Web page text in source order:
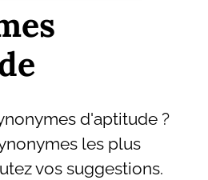
d'aptitude ?
les plus
vos suggestions.